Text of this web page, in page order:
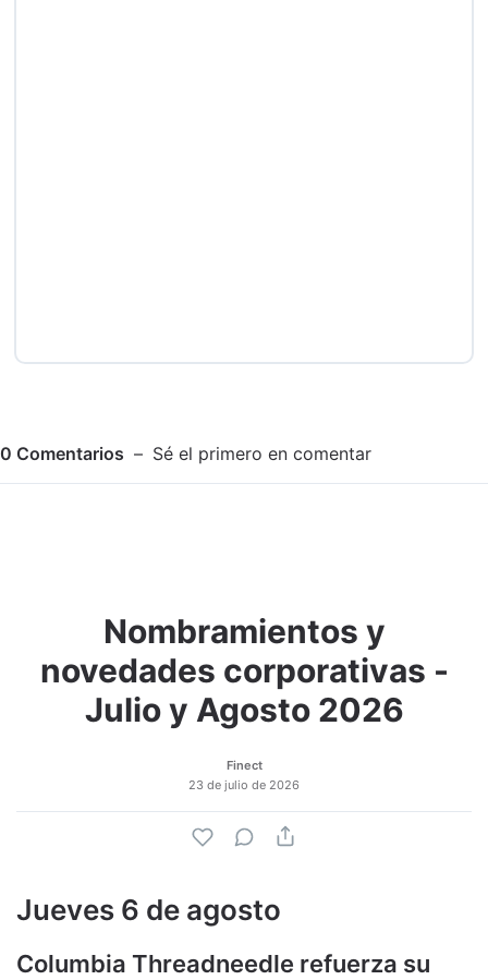
0 Comentarios Sé el primero en comentar
Adjuntar imagen
Nombramientos y
novedades corporativas -
Julio y Agosto 2026
Finect
23 de julio de 2026
Jueves 6 de agosto
Columbia Threadneedle refuerza su